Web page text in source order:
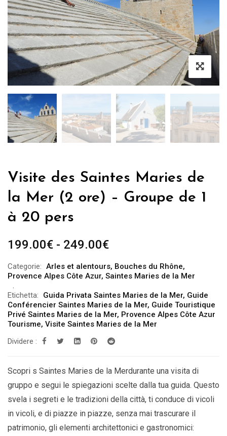
Visite des Saintes Maries de
la Mer (2 ore) – Groupe de 1
à 20 pers
199.00€ - 249.00€Fascia
prezzo:
199.00€
a
249.00€
Categorie: Arles et alentours, Bouches du Rhône,
Provence Alpes Côte Azur, Saintes Maries de la Mer
Etichetta: Guida Privata Saintes Maries de la Mer, Guide
Conférencier Saintes Maries de la Mer, Guide Touristique
Privé Saintes Maries de la Mer, Provence Alpes Côte Azur
Tourisme, Visite Saintes Maries de la Mer
Dividere :
Scopri s Saintes Maries de la Merdurante una visita di
gruppo e segui le spiegazioni scelte dalla tua guida. Questo
svela i segreti e le tradizioni della città, ti conduce di vicoli
in vicoli, e di piazze in piazze, senza mai trascurare il
patrimonio, gli elementi architettonici e gastronomici: